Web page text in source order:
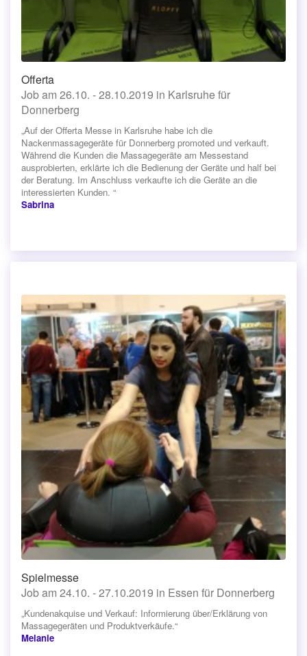
Offerta
Job am 26.10. - 28.10.2019 in Karlsruhe für
Donnerberg
„Auf der Offerta Messe in Karlsruhe habe ich die
Nackenmassagegeräte für Donnerberg promoted und verkauft.
Während die Kunden die Massagegeräte am Messestand
ausprobierten, erklärte ich die Bedienung der Geräte und half bei
der Beratung. Im Anschluss verkaufte ich die Geräte an die
interessierten Kunden. “
Sabrina
Spielmesse
Job am 24.10. - 27.10.2019 in Essen für Donnerberg
„Kundenakquise und Verkauf: Informierung über/Erklärung von
Massagegeräten und Produktverkäufe.“
Melanie